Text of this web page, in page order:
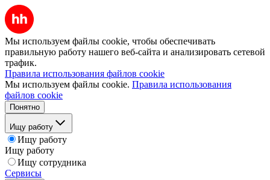
Мы используем файлы cookie, чтобы обеспечивать
правильную работу нашего веб-сайта и анализировать сетевой
трафик.
Правила использования файлов cookie
Мы используем файлы cookie. Правила использования
файлов cookie
Понятно
Ищу работу
Ищу работу
Ищу работу
Ищу сотрудника
Сервисы